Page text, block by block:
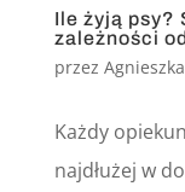
Ile żyją psy?
zależności
przez Agnieszka
Każdy
najdłużej w